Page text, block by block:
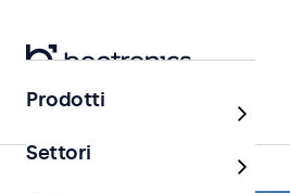
Home
Prodotti
Settori